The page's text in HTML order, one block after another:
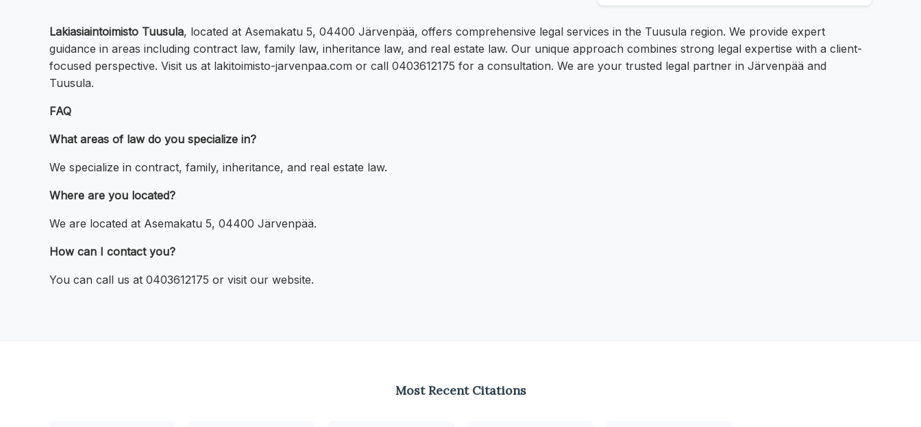
Lakiasiaintoimisto Tuusula, located at Asemakatu 5, 04400 Järvenpää, offers comprehensive legal services in the Tuusula region. We provide expert
guidance in areas including contract law, family law, inheritance law, and real estate law. Our unique approach combines strong legal expertise with a client-
focused perspective. Visit us at lakitoimisto-jarvenpaa.com or call 0403612175 for a consultation. We are your trusted legal partner in Järvenpää and
Tuusula.
FAQ
What areas of law do you specialize in?
We specialize in contract, family, inheritance, and real estate law.
Where are you located?
We are located at Asemakatu 5, 04400 Järvenpää.
How can I contact you?
You can call us at 0403612175 or visit our website.
Most Recent Citations